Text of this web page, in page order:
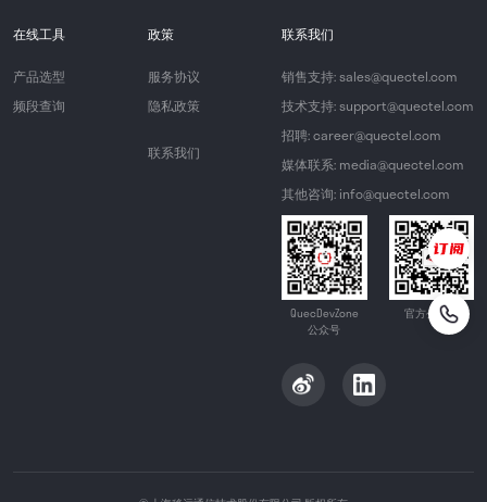
在线工具
产品选型
频段查询
政策
服务协议
隐私政策
联系我们
联系我们
销售支持: sales@quectel.com
技术支持: support@quectel.com
招聘: career@quectel.com
媒体联系: media@quectel.com
其他咨询: info@quectel.com
QuecDevZone
公众号
官方公众号